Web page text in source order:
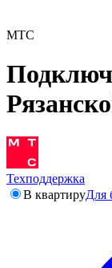
МТС
Техподдержка
В квартируДля